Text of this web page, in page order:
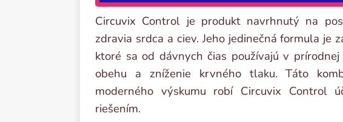
Circuvix Control je produkt navrhnutý na
zdravia srdca a ciev. Jeho jedinečná formula je
ktoré sa od dávnych čias používajú v
obehu a zníženie krvného tlaku. Táto
moderného výskumu robí Circuvix Control
riešením.